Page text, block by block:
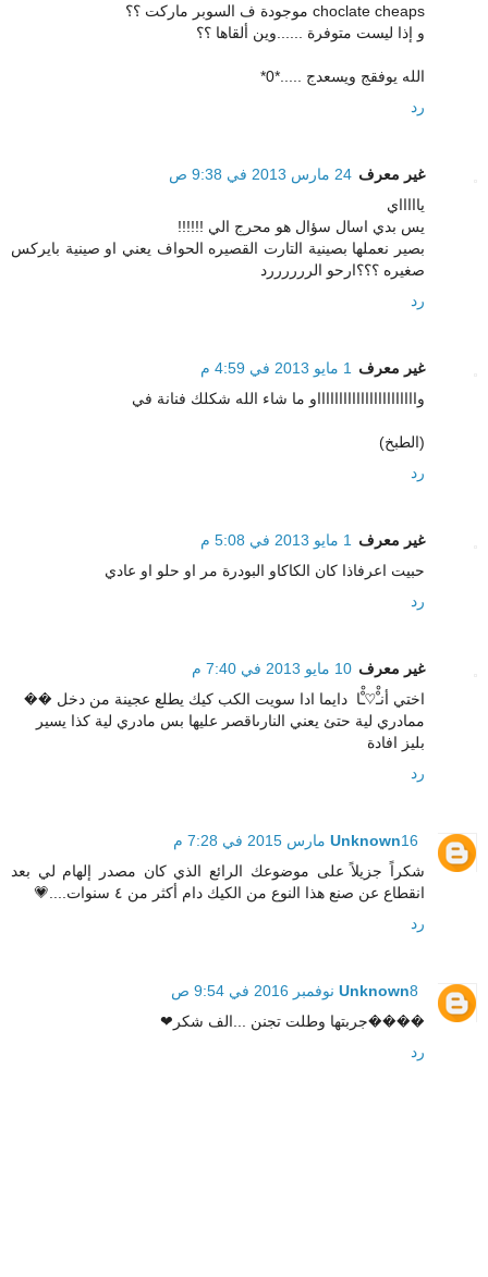
choclate cheaps موجودة ف السوبر ماركت ؟؟
و إذا ليست متوفرة ......وين ألقاها ؟؟
الله يوفقج ويسعدج .....*0*
رد
غير معرف 24 مارس 2013 في 9:38 ص
ياااااي
يس بدي اسال سؤال هو محرج الي !!!!!!
بصير نعملها بصينية التارت القصيره الحواف يعني او صينية بايركس
صغيره ؟؟؟ارحو الررررررد
رد
غير معرف 1 مايو 2013 في 4:59 م
واااااااااااااااااااااااو ما شاء الله شكلك فنانة في
(الطبخ)
رد
غير معرف 1 مايو 2013 في 5:08 م
حبيت اعرفاذا كان الكاكاو البودرة مر او حلو او عادي
رد
غير معرف 10 مايو 2013 في 7:40 م
اختي أنـْْ♡ـْْا ‏​​​​ دايما ادا سويت الكب كيك يطلع عجينة من دخل ��
ممادري لية حتئ يعني النارىاقصر عليها بس مادري لية كذا يسير
بليز افادة
رد
Unknown16 مارس 2015 في 7:28 م
شكراً جزيلاً على موضوعك الرائع الذي كان مصدر إلهام لي بعد
انقطاع عن صنع هذا النوع من الكيك دام أكثر من ٤ سنوات....💗
رد
Unknown8 نوفمبر 2016 في 9:54 ص
����جربتها وطلت تجنن ...الف شكر❤
رد